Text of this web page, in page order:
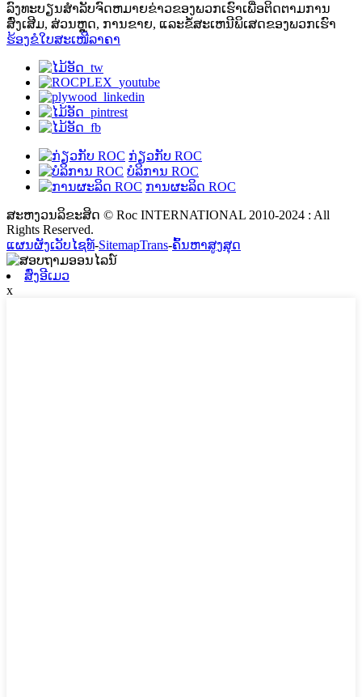
ລົງທະບຽນສໍາລັບຈົດຫມາຍຂ່າວຂອງພວກເຮົາເພື່ອຕິດຕາມການ
ສົ່ງເສີມ, ສ່ວນຫຼຸດ, ການຂາຍ, ແລະຂໍ້ສະເຫນີພິເສດຂອງພວກເຮົາ
ຮ້ອງຂໍໃບສະເໜີລາຄາ
ກ່ຽວກັບ ROC
ບໍລິການ ROC
ການຜະລິດ ROC
ສະຫງວນລິຂະສິດ © Roc INTERNATIONAL 2010-2024 : All
Rights Reserved.
ແຜນຜັງເວັບໄຊທ໌-SitemapTrans-ຄົ້ນຫາສູງສຸດ
ສົ່ງອີເມວ
x